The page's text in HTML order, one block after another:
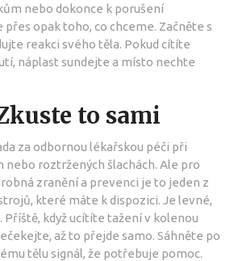
nebo dokonce k porušení
přes opak toho, co chceme. Začněte s
reakci svého těla. Pokud cítíte
náplast sundejte a místo nechte
to sami
za odbornou lékařskou péči při
nebo roztržených šlachách. Ale pro
zranění a prevenci je to jeden z
které máte k dispozici. Je levné,
Příště, když ucítíte tažení v kolenou
až to přejde samo. Sáhněte po
tělu signál, že potřebuje pomoc.